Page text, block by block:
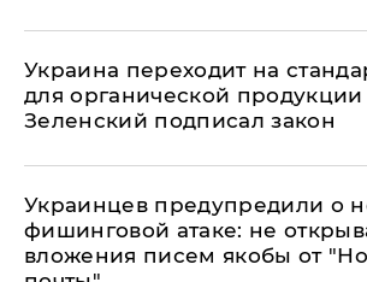
Украина переходит на
для органической продукции
Зеленский подписал закон
Украинцев предупредили о
фишинговой атаке: не
вложения писем якобы от